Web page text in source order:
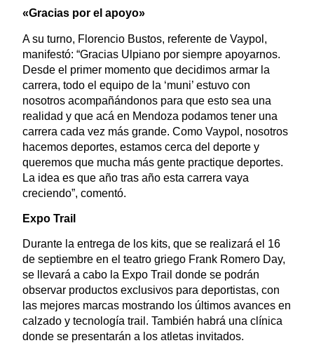
«Gracias por el apoyo»
A su turno, Florencio Bustos, referente de Vaypol,
manifestó: “Gracias Ulpiano por siempre apoyarnos.
Desde el primer momento que decidimos armar la
carrera, todo el equipo de la ‘muni’ estuvo con
nosotros acompañándonos para que esto sea una
realidad y que acá en Mendoza podamos tener una
carrera cada vez más grande. Como Vaypol, nosotros
hacemos deportes, estamos cerca del deporte y
queremos que mucha más gente practique deportes.
La idea es que año tras año esta carrera vaya
creciendo”, comentó.
Expo Trail
Durante la entrega de los kits, que se realizará el 16
de septiembre en el teatro griego Frank Romero Day,
se llevará a cabo la Expo Trail donde se podrán
observar productos exclusivos para deportistas, con
las mejores marcas mostrando los últimos avances en
calzado y tecnología trail. También habrá una clínica
donde se presentarán a los atletas invitados.